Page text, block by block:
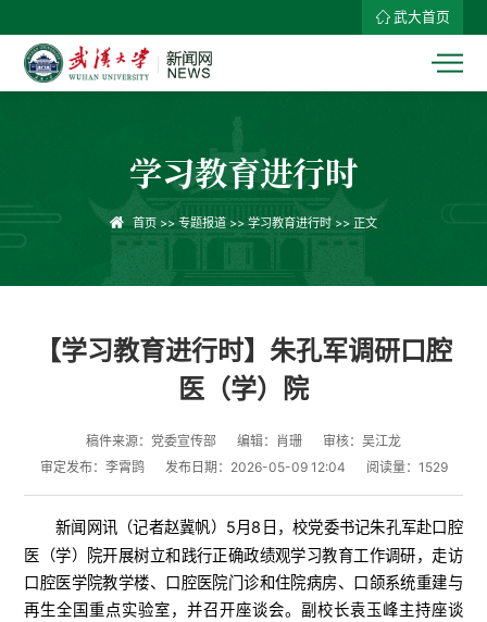
武大首页
学习教育进行时
首页 >> 专题报道 >> 学习教育进行时 >> 正文
【学习教育进行时】朱孔军调研口腔
医（学）院
稿件来源：党委宣传部 编辑：肖珊
审核：吴江龙
审定发布：李霄鹍
发布日期：2026-05-09 12:04 阅读量： 1529
新闻网讯（记者赵冀帆）5月8日，校党委书记朱孔军赴口腔
医（学）院开展树立和践行正确政绩观学习教育工作调研，走访
口腔医学院教学楼、口腔医院门诊和住院病房、口颌系统重建与
再生全国重点实验室，并召开座谈会。副校长袁玉峰主持座谈